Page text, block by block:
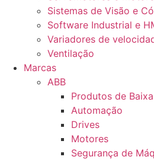
Sistemas de Visão e
Software Industrial e
Variadores de
Ventilação
Marcas
ABB
Produtos de
Automação
Drives
Motores
Segurança de